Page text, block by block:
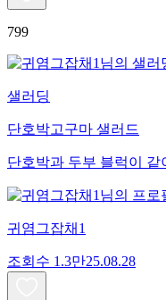
799
샐러딩
단호박고구마 샐러드
단호박과 두부 블럭이
귀염그잡채1
조회수 1.3만25.08.28